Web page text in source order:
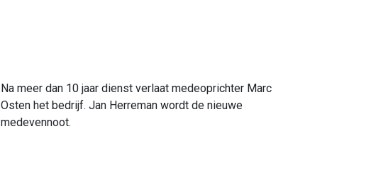
Na meer dan 10 jaar dienst verlaat medeoprichter Marc
Osten het bedrijf. Jan Herreman wordt de nieuwe
medevennoot.